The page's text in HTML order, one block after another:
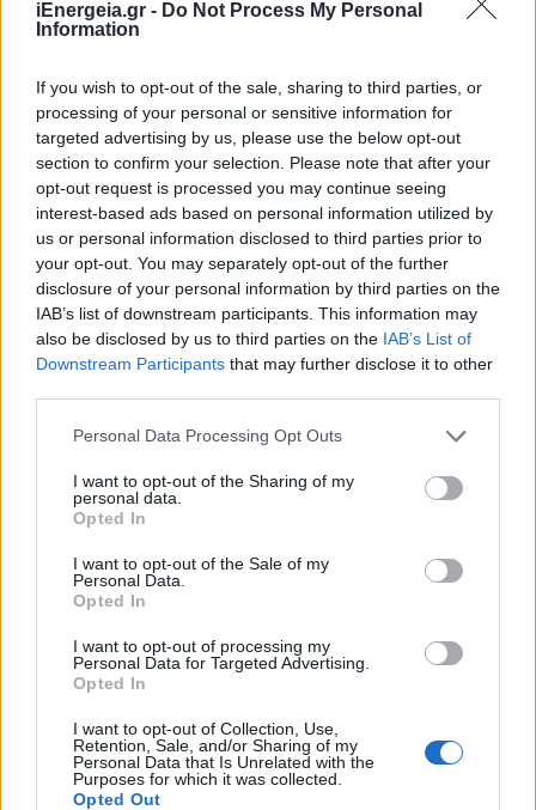
iEnergeia.gr - Do Not Process My Personal
Information
If you wish to opt-out of the sale, sharing to third parties, or
processing of your personal or sensitive information for
targeted advertising by us, please use the below opt-out
section to confirm your selection. Please note that after your
opt-out request is processed you may continue seeing
interest-based ads based on personal information utilized by
us or personal information disclosed to third parties prior to
your opt-out. You may separately opt-out of the further
disclosure of your personal information by third parties on the
IAB’s list of downstream participants. This information may
also be disclosed by us to third parties on the IAB’s List of
Downstream Participants that may further disclose it to other
Personal Data Processing Opt Outs
I want to opt-out of the Sharing of my
personal data.
Opted In
I want to opt-out of the Sale of my
Personal Data.
Opted In
I want to opt-out of processing my
Personal Data for Targeted Advertising.
Opted In
I want to opt-out of Collection, Use,
Retention, Sale, and/or Sharing of my
Personal Data that Is Unrelated with the
Purposes for which it was collected.
Opted Out
ΧΡΗΣΤΙΚΑ
Όταν η πράσινη ενέργεια συναντά τον
αθλητισμό: Επιτυχής πρεμιέρα για το Vlasti